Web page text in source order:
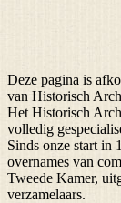
Deze pagina is
van Historisch
Het Historisch
volledig
Sinds onze start in
overnames van
Tweede Kamer,
verzamelaars.